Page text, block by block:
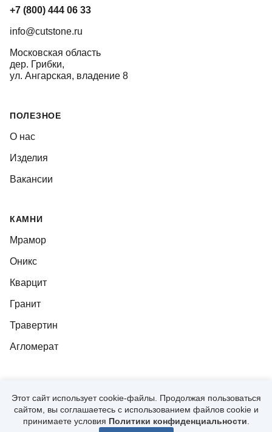
Этот сайт использует cookie-файлы. Продолжая пользоваться
сайтом, вы соглашаетесь с использованием файлов cookie и
принимаете условия Политики конфиденциальности
+7 (800) 444 06 33
info@cutstone.ru
Московская область
дер. Грибки,
ул. Ангарская, владение 8
ПОЛЕЗНОЕ
О нас
Изделия
Вакансии
КАМНИ
Мрамор
Оникс
Кварцит
Гранит
Травертин
Агломерат
© 2026, CUTSTONE
ПОЛИТИКА КОНФИДЕНЦИАЛЬНОСТИ
Lighthouse